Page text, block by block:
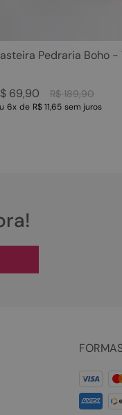
Pedraria Boho -
R$ 189,90
69,90
6x de R$ 11,65 sem juros